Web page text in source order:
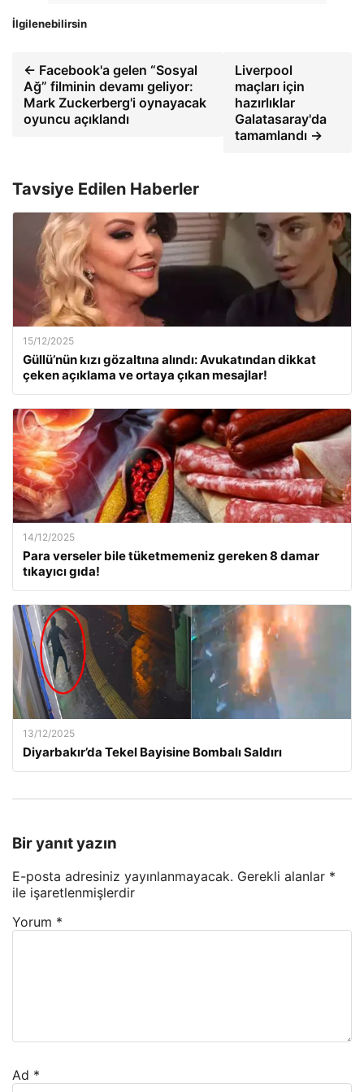
İlgilenebilirsin
← Facebook'a gelen “Sosyal
Ağ” filminin devamı geliyor:
Mark Zuckerberg'i oynayacak
oyuncu açıklandı
Liverpool
maçları için
hazırlıklar
Galatasaray'da
tamamlandı →
Tavsiye Edilen Haberler
15/12/2025
Güllü’nün kızı gözaltına alındı: Avukatından dikkat
çeken açıklama ve ortaya çıkan mesajlar!
14/12/2025
Para verseler bile tüketmemeniz gereken 8 damar
tıkayıcı gıda!
13/12/2025
Diyarbakır’da Tekel Bayisine Bombalı Saldırı
Bir yanıt yazın
E-posta adresiniz yayınlanmayacak. Gerekli alanlar *
ile işaretlenmişlerdir
Yorum *
Ad *